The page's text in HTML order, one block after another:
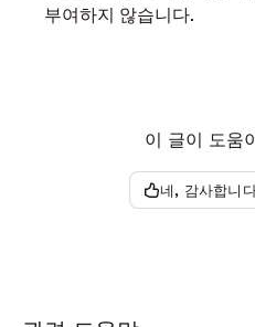
부여하지 않습니다.
이 글이 도움
네, 감사합니